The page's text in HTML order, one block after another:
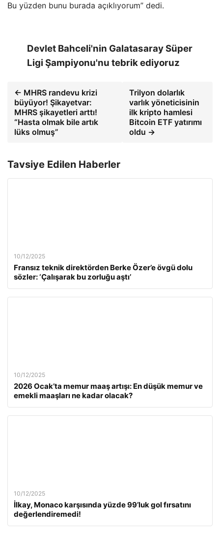
Bu yüzden bunu burada açıklıyorum” dedi.
Devlet Bahceli'nin Galatasaray Süper
Ligi Şampiyonu'nu tebrik ediyoruz
← MHRS randevu krizi
büyüyor! Şikayetvar:
MHRS şikayetleri arttı!
“Hasta olmak bile artık
lüks olmuş”
Trilyon dolarlık
varlık yöneticisinin
ilk kripto hamlesi
Bitcoin ETF yatırımı
oldu →
Tavsiye Edilen Haberler
10/12/2025
Fransız teknik direktörden Berke Özer’e övgü dolu
sözler: ‘Çalışarak bu zorluğu aştı’
10/12/2025
2026 Ocak’ta memur maaş artışı: En düşük memur ve
emekli maaşları ne kadar olacak?
10/12/2025
İlkay, Monaco karşısında yüzde 99’luk gol fırsatını
değerlendiremedi!